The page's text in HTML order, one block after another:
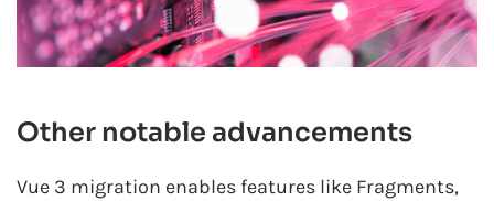
Other notable advancements
Vue 3 migration enables features like Fragments,